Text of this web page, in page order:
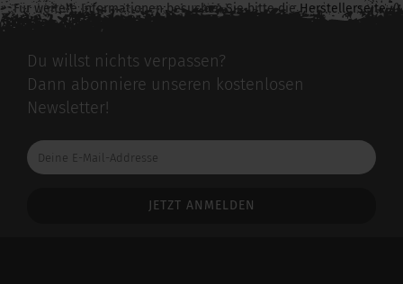
Für weitere Informationen besuchen Sie bitte dieHerstellerseite
zu diesem Artikel.
Du willst nichts verpassen?
Dann abonniere unseren kostenlosen
Newsletter!
Deine
E-